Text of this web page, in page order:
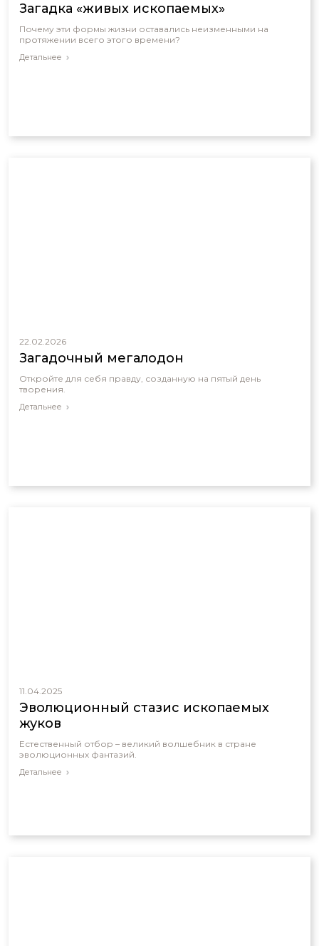
Загадка «живых ископаемых»
Почему эти формы жизни оставались неизменными на
протяжении всего этого времени?
Детальнее
22.02.2026
Загадочный мегалодон
Откройте для себя правду, созданную на пятый день
творения.
Детальнее
11.04.2025
Эволюционный стазис ископаемых
жуков
Естественный отбор – великий волшебник в стране
эволюционных фантазий.
Детальнее